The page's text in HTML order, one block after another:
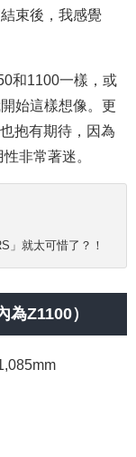
束後，我感覺
和1100一樣，或
始這樣想像。更
抱有期待，因為
非常著迷。
」就太可惜了？！
Z1100）